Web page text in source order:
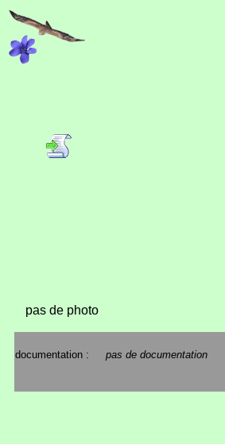
pas de photo
documentation : pas de documentation